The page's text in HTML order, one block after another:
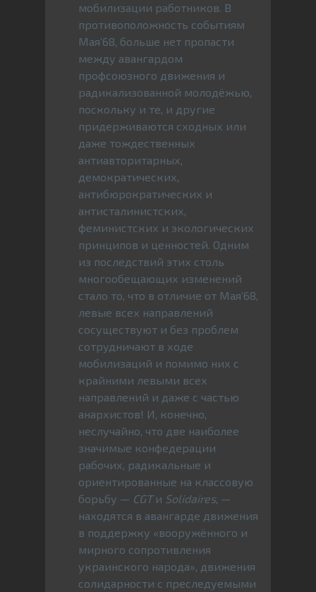
мобилизации работников. В
противоположность событиям
Мая’68, больше нет пропасти
между авангардом
профсоюзного движения и
радикализованной молодёжью,
поскольку и те, и другие
придерживаются сходных или
даже тождественных
антиавторитарных,
демократических,
антибюрократических и
антисталинистских,
феминистских и экологических
принципов и ценностей. Одним
из последствий этих столь
многообещающих изменений
стало то, что в отличие от Мая’68,
левые всех направлений
сосуществуют и без проблем
сотрудничают в ходе
мобилизаций и помимо них с
крайними левыми всех
направлений и даже с частью
анархистов! И, конечно,
неслучайно, что две наиболее
значимые конфедерации
рабочих, радикальные и
ориентированные на классовую
борьбу — CGTи Solidaires, —
находятся в авангарде движения
в поддержку «вооружённого и
мирного сопротивления
украинского народа», движения
солидарности с преследуемыми